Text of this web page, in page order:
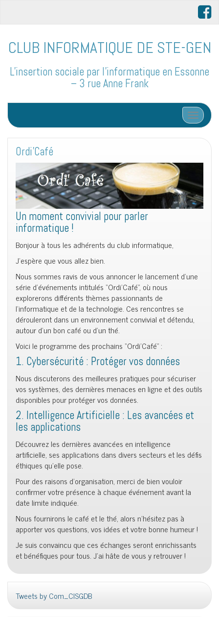
CLUB INFORMATIQUE DE STE-GEN
L'insertion sociale par l'informatique en Essonne
– 3 rue Anne Frank
Afficher/
Ordi’Café
Un moment convivial pour parler
informatique !
Bonjour à tous les adhérents du club informatique,
J’espère que vous allez bien.
Nous sommes ravis de vous annoncer le lancement d’une
série d’événements intitulés “Ordi’Café”, où nous
explorerons différents thèmes passionnants de
l’informatique et de la technologie. Ces rencontres se
dérouleront dans un environnement convivial et détendu,
autour d’un bon café ou d’un thé.
Voici le programme des prochains “Ordi’Café” :
1. Cybersécurité : Protéger vos données
Nous discuterons des meilleures pratiques pour sécuriser
vos systèmes, des dernières menaces en ligne et des outils
disponibles pour protéger vos données.
2. Intelligence Artificielle : Les avancées et
les applications
Découvrez les dernières avancées en intelligence
artificielle, ses applications dans divers secteurs et les défis
éthiques qu’elle pose.
Pour des raisons d’organisation, merci de bien vouloir
confirmer votre présence à chaque événement avant la
date limite indiquée.
Nous fournirons le café et le thé, alors n’hésitez pas à
apporter vos questions, vos idées et votre bonne humeur !
Je suis convaincu que ces échanges seront enrichissants
et bénéfiques pour tous. J’ai hâte de vous y retrouver !
Tweets by Com_CISGDB